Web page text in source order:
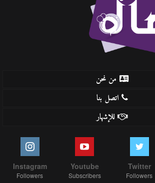
من نحن
اتصل بنا
للإشهار
Twitter
Followers
Youtube
Subscribers
Instagram
Followers